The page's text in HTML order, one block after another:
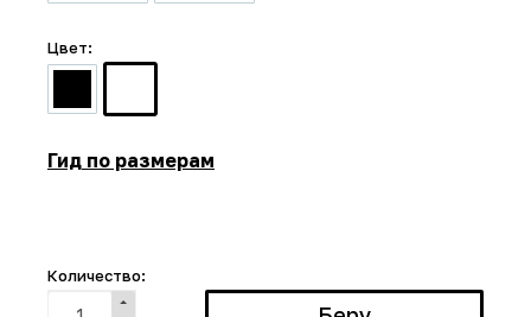
Цвет:
Гид по размерам
Количество: